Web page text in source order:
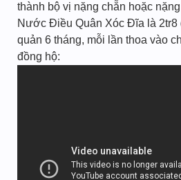
thành bộ vị nặng chẵn hoặc
Nước Điều Quân Xóc Đĩa là
quản 6 tháng, mỗi lần thoa vào
đồng hộ: